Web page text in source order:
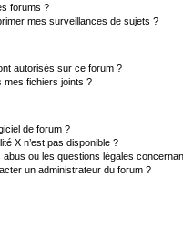
forums ?
mes surveillances de sujets ?
autorisés sur ce forum ?
mes fichiers joints ?
de forum ?
X n’est pas disponible ?
ou les questions légales
un administrateur du forum ?